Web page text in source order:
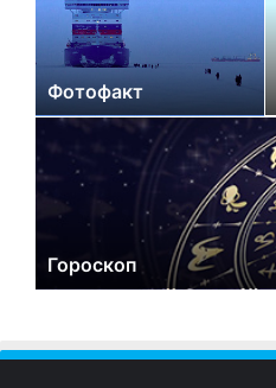
Фотофакт
Гороскоп